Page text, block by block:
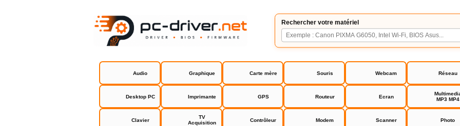
Rechercher votre matériel
Audio Graphique Carte mère Souris Webcam Réseau
Desktop PC Imprimante GPS Routeur Ecran
MP3 MP4
Clavier
TV
Acquisition
Contrôleur Modem Scanner Photo